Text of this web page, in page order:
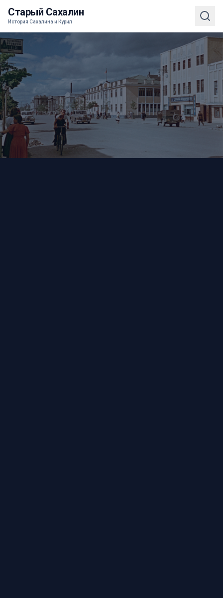
Старый Сахалин
История Сахалина и Курил